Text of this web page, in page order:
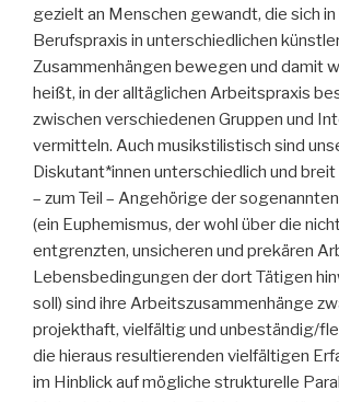
gezielt an Menschen gewandt, die sich in
Berufspraxis in unterschiedlichen
Zusammenhängen bewegen und damit
heißt, in der alltäglichen Arbeitspraxis
zwischen verschiedenen Gruppen und
vermitteln. Auch musikstilistisch sind
Diskutant*innen unterschiedlich und
– zum Teil – Angehörige der sogenannten
(ein Euphemismus, der wohl über die
entgrenzten, unsicheren und prekären
Lebensbedingungen der dort Tätigen
soll) sind ihre Arbeitszusammenhänge
projekthaft, vielfältig und unbeständig/
die hieraus resultierenden vielfältigen
im Hinblick auf mögliche strukturelle